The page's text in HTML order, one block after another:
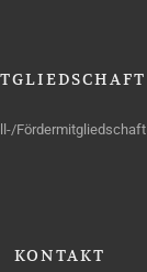
Fördermitgliedschaft
KONTAKT